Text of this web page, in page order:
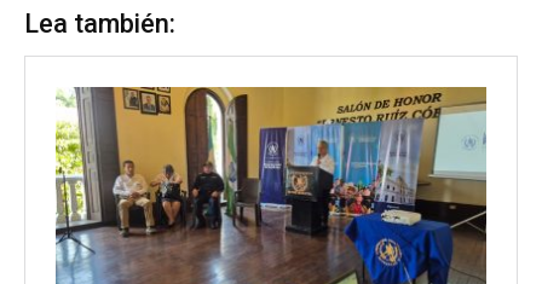
Lea también: